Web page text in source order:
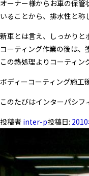
オーナー様からお車の保
いることから、排水性と称
新車とは言え、しっかりと
コーティング作業の後は
この熱処理よりコーティン
ボディーコーティング施工
このたびはインターパシフ
投稿者 inter-p投稿日: